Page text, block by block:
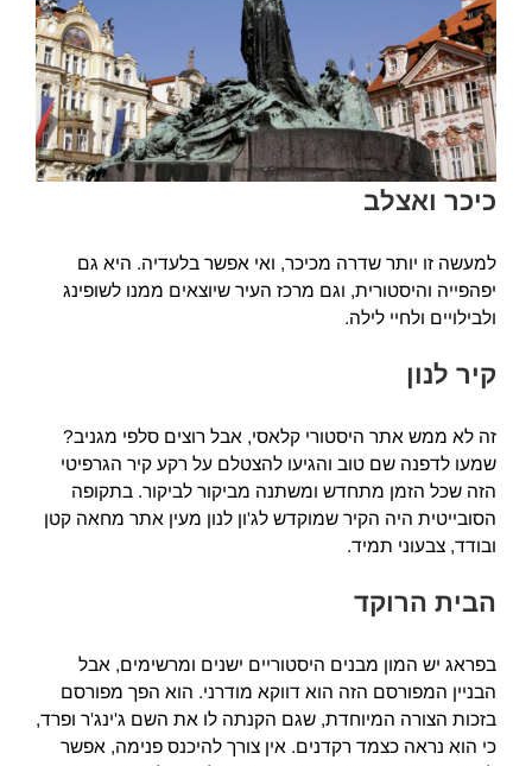
כיכר ואצלב
למעשה זו יותר שדרה מכיכר, ואי אפשר בלעדיה. היא גם
יפהפייה והיסטורית, וגם מרכז העיר שיוצאים ממנו לשופינג
ולבילויים ולחיי לילה.
קיר לנון
זה לא ממש אתר היסטורי קלאסי, אבל רוצים סלפי מגניב?
שמעו לדפנה שם טוב והגיעו להצטלם על רקע קיר הגרפיטי
הזה שכל הזמן מתחדש ומשתנה מביקור לביקור. בתקופה
הסובייטית היה הקיר שמוקדש לג'ון לנון מעין אתר מחאה קטן
ובודד, צבעוני תמיד.
הבית הרוקד
בפראג יש המון מבנים היסטוריים ישנים ומרשימים, אבל
הבניין המפורסם הזה הוא דווקא מודרני. הוא הפך מפורסם
בזכות הצורה המיוחדת, שגם הקנתה לו את השם ג'ינג'ר ופרד,
כי הוא נראה כצמד רקדנים. אין צורך להיכנס פנימה, אפשר